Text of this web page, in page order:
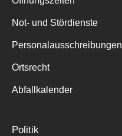
Not- und Stördienste
Personalausschreibungen
Ortsrecht
Abfallkalender
Politik